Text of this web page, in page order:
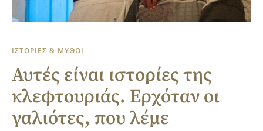
ΙΣΤΟΡΙΕΣ & ΜΥΘΟΙ
Αυτές είναι ιστορίες της
κλεφτουριάς. Ερχόταν οι
γαλιότες, που λέμε